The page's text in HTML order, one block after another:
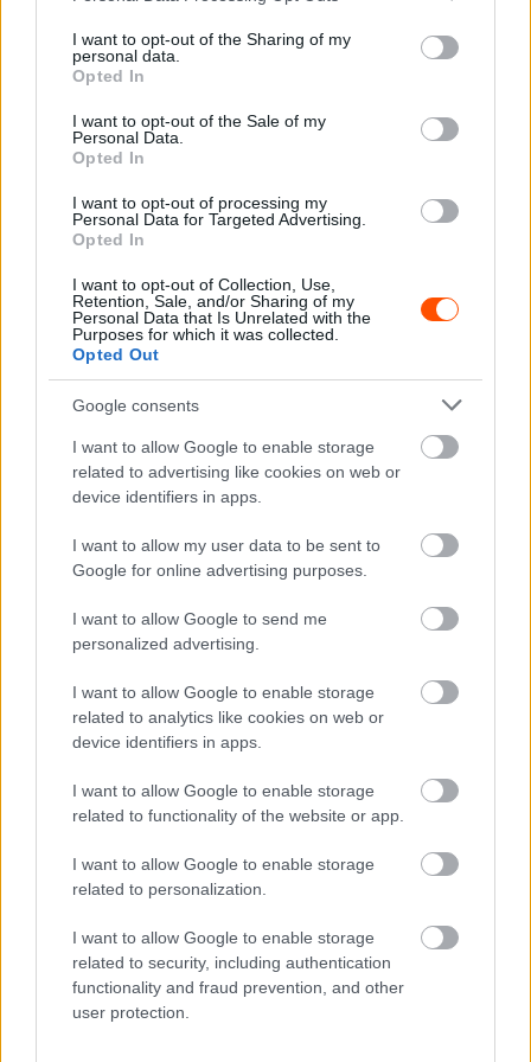
not limited to your visit or usage behaviour. You may click to
grant or deny consent to Google and its third-party tags to
use your data for below specified purposes in below Google
consent section.
I want to opt-out of the Sharing of my
personal data.
Opted In
I want to opt-out of the Sale of my
Personal Data.
Opted In
I want to opt-out of processing my
Personal Data for Targeted Advertising.
Opted In
I want to opt-out of Collection, Use,
Retention, Sale, and/or Sharing of my
Personal Data that Is Unrelated with the
Purposes for which it was collected.
Opted Out
Google consents
I want to allow Google to enable storage
related to advertising like cookies on web or
device identifiers in apps.
I want to allow my user data to be sent to
Google for online advertising purposes.
I want to allow Google to send me
personalized advertising.
I want to allow Google to enable storage
related to analytics like cookies on web or
device identifiers in apps.
I want to allow Google to enable storage
related to functionality of the website or app.
I want to allow Google to enable storage
related to personalization.
I want to allow Google to enable storage
related to security, including authentication
functionality and fraud prevention, and other
user protection.
Rally1 1:03:39.7
2 #17 Sébastien Ogier – Vincent Landais (FRA) Toyota GR
Yaris Rally1 +0.1
i20 N Rally1 +35.4
4 #18 Takamoto Katsuta – Aaron Johnston (JPN – IRL)
5 #6 Dani Sordo – Cándido Carrera (ESP) Hyundai i20 N
Rally1 +44.8
6 #33 Elfyn Evans – Scott Martin (GBR) Toyota GR Yaris
Rally1 +1:07.4
7 #25 Sami Pajari – Enni Malkönen (FIN) Toyota GR Yaris
Rally2 (WRC2) +1:44.6
8 #13 Grégoire Munster – Louis Louka (LUX – BEL) Ford
Puma Rally1 +1:51.1
9 #40 Pierre-Louis Loubet – Loris Pascaud (FRA) Skoda
Fabia RS Rally2 (WRC2) +2:08.9
10 #31 Jan Solans – Rodrigo Sanjuan (ESP) Toyota GR
Yaris Rally2 (WRC2) +2:23.1
A Szardínia Rally időterve
Május 31., péntek
14:33 SS1 Osilo – Tergu 1 25.65 km Ogier 17:18.6 / 1.
OGIER, 2. Tanak, 3. Fourmaux
15:33 SS2 Sedini – Castelsardo 1 13.26 km Tanak 9:57.9 /
17:33 SS3 Osilo – Tergu 2 25.65 km Ogier 16:43.9 / 1.
18:35 SS4 Sedini – Castelsardo 2 13.26 km Neuville
9:32.9 / 1. OGIER, 2. Tanak, 3. Sordo
Június 1., szombat
07:41 SS5 Tempio Pausania 1 12.03 km Tanak 9:52.1 / 1.
TANAK, 2. Ogier, 3. Neuville